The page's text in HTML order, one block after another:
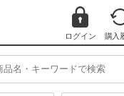
ログイン 購入